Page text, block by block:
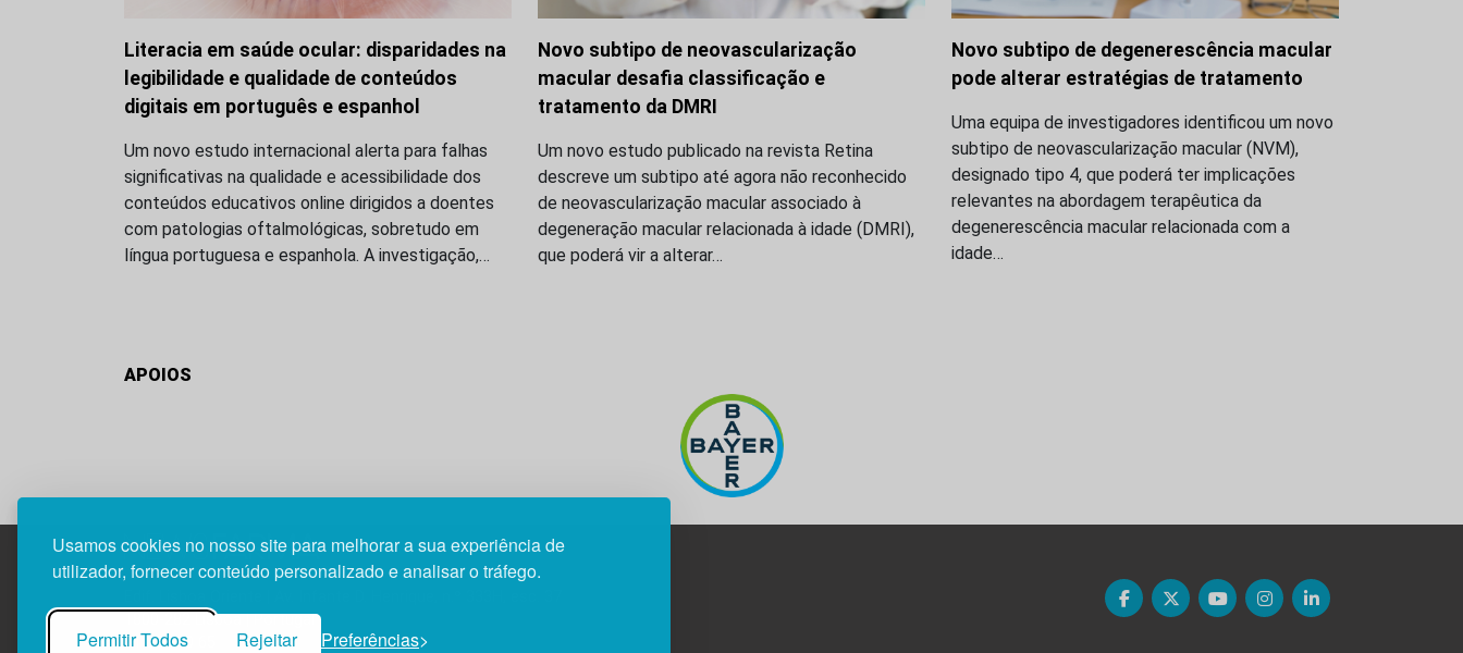
Usamos cookies no nosso site para melhorar a sua experiência de
utilizador, fornecer conteúdo personalizado e analisar o tráfego.
Permitir Todos Rejeitar Preferências
Literacia em saúde ocular: disparidades na
legibilidade e qualidade de conteúdos
digitais em português e espanhol
Um novo estudo internacional alerta para falhas
significativas na qualidade e acessibilidade dos
conteúdos educativos online dirigidos a doentes
com patologias oftalmológicas, sobretudo em
língua portuguesa e espanhola. A investigação,…
Novo subtipo de neovascularização
macular desafia classificação e
tratamento da DMRI
Um novo estudo publicado na revista Retina
descreve um subtipo até agora não reconhecido
de neovascularização macular associado à
degeneração macular relacionada à idade (DMRI),
que poderá vir a alterar…
Novo subtipo de degenerescência macular
pode alterar estratégias de tratamento
Uma equipa de investigadores identificou um novo
subtipo de neovascularização macular (NVM),
designado tipo 4, que poderá ter implicações
relevantes na abordagem terapêutica da
degenerescência macular relacionada com a
idade…
APOIOS
1800-282 Lisboa | Portugal
21 850 40 65